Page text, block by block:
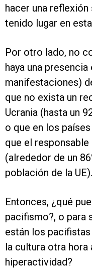
hacer una
tenido lugar en
Por otro lado, no
haya una
manifestaciones)
que no exista un
Ucrania (hasta un
o que en los
que el
(alrededor de un
población de la UE).
Entonces, ¿qué
pacifismo?, o para
están los
la cultura otra
hiperactividad?